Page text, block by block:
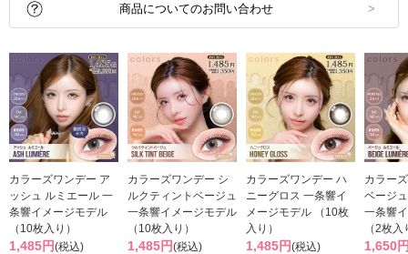
商品についてのお問い合わせ
カラーズワンデー ア
ッシュ ルミエール 一
条響イメージモデル
（10枚入り）
1,485円(税込)
カラーズワンデー シ
ルクティントベージュ
一条響イメージモデル
（10枚入り）
1,485円(税込)
カラーズワンデー ハ
ニーグロス 一条響イ
メージモデル （10枚
入り）
1,485円(税込)
カラー
ベージ
一条響
（2枚入
1,650